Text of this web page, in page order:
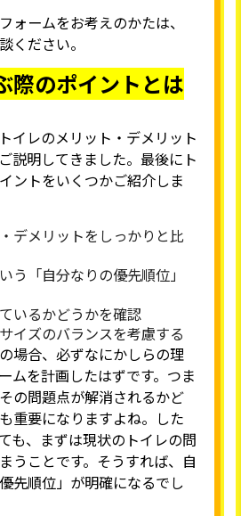
ォームをお考えのかたは、
ください。
際のポイントとは
イレのメリット・デメリット
説明してきました。最後にト
ントをいくつかご紹介しま
デメリットをしっかりと比
う「自分なりの優先順位」
いるかどうかを確認
イズのバランスを考慮する
場合、必ずなにかしらの理
ムを計画したはずです。つま
の問題点が解消されるかど
重要になりますよね。した
も、まずは現状のトイレの問
うことです。そうすれば、自
先順位」が明確になるでし